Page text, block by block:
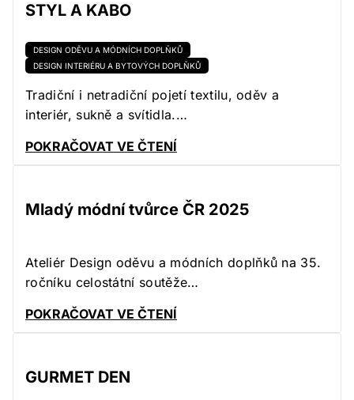
STYL A KABO
DESIGN ODĚVU A MÓDNÍCH DOPLŇKŮ
DESIGN INTERIÉRU A BYTOVÝCH DOPLŇKŮ
Tradiční i netradiční pojetí textilu, oděv a
interiér, sukně a svítidla.…
POKRAČOVAT VE ČTENÍ
Mladý módní tvůrce ČR 2025
Ateliér Design oděvu a módních doplňků na 35.
ročníku celostátní soutěže…
POKRAČOVAT VE ČTENÍ
GURMET DEN